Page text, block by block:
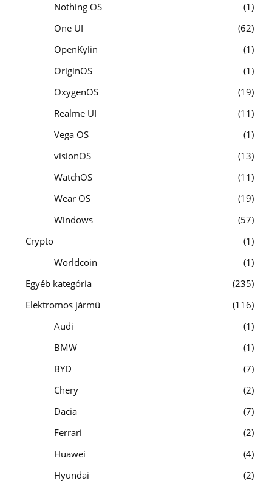
Nothing OS
1
One UI
62
OpenKylin
1
OriginOS
1
OxygenOS
19
Realme UI
11
Vega OS
1
visionOS
13
WatchOS
11
Wear OS
19
Windows
57
Crypto
1
Worldcoin
1
Egyéb kategória
235
Elektromos jármű
116
Audi
1
BMW
1
BYD
7
Chery
2
Dacia
7
Ferrari
2
Huawei
4
Hyundai
2